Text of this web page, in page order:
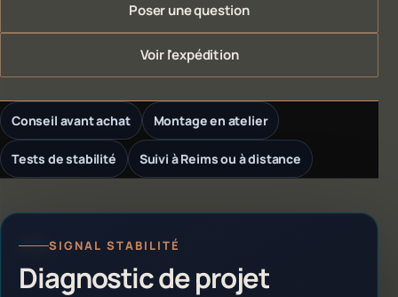
Poser une question
Voir l'expédition
Conseil avant achat Montage en atelier
Tests de stabilité Suivi à Reims ou à distance
SIGNAL STABILITÉ
Diagnostic de projet